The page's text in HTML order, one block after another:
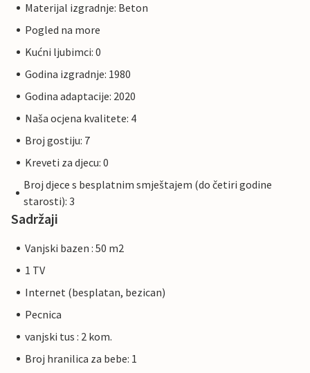
Materijal izgradnje: Beton
Pogled na more
Kućni ljubimci: 0
Godina izgradnje: 1980
Godina adaptacije: 2020
Naša ocjena kvalitete: 4
Broj gostiju: 7
Kreveti za djecu: 0
Broj djece s besplatnim smještajem (do četiri godine
starosti): 3
Sadržaji
Vanjski bazen : 50 m2
1 TV
Internet (besplatan, bezican)
Pecnica
vanjski tus : 2 kom.
Broj hranilica za bebe: 1